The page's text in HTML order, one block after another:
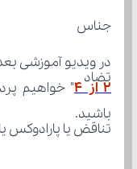
جناس
تضاد
تناقض یا پارادوکس
در ویدیو آموزشی
۲ از 4
باشید.